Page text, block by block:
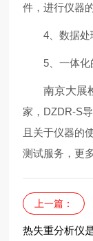
件，进行仪器
4、数据处
5、一体化的
南京大展
家，DZDR-S
且关于仪器的
测试服务，更
上一篇：
热失重分析仪